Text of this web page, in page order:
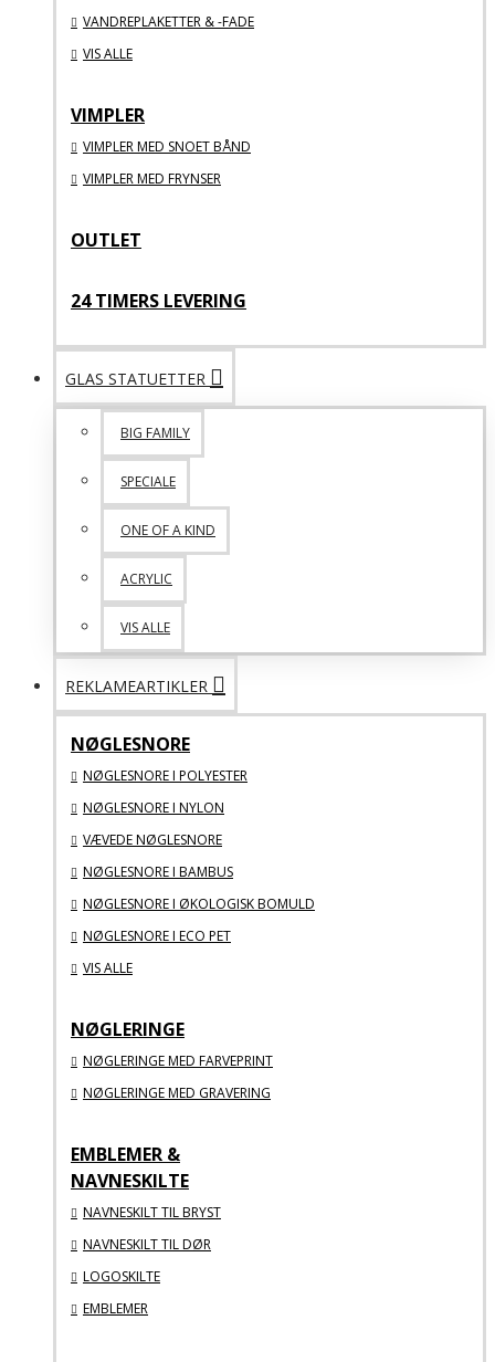
VANDREPLAKETTER & -FADE
VIS ALLE
VIMPLER
VIMPLER MED SNOET BÅND
VIMPLER MED FRYNSER
OUTLET
24 TIMERS LEVERING
GLAS STATUETTER
BIG FAMILY
SPECIALE
ONE OF A KIND
ACRYLIC
VIS ALLE
REKLAMEARTIKLER
NØGLESNORE
NØGLESNORE I POLYESTER
NØGLESNORE I NYLON
VÆVEDE NØGLESNORE
NØGLESNORE I BAMBUS
NØGLESNORE I ØKOLOGISK BOMULD
NØGLESNORE I ECO PET
VIS ALLE
NØGLERINGE
NØGLERINGE MED FARVEPRINT
NØGLERINGE MED GRAVERING
EMBLEMER &
NAVNESKILTE
NAVNESKILT TIL BRYST
NAVNESKILT TIL DØR
LOGOSKILTE
EMBLEMER